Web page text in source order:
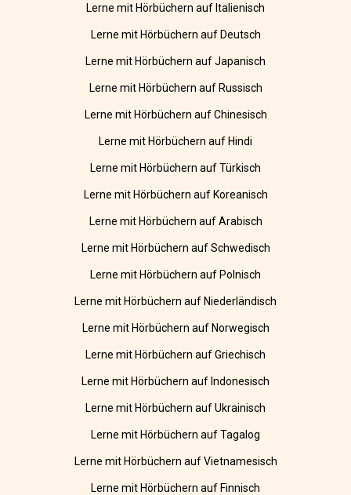
Lerne mit Hörbüchern auf Italienisch
Lerne mit Hörbüchern auf Deutsch
Lerne mit Hörbüchern auf Japanisch
Lerne mit Hörbüchern auf Russisch
Lerne mit Hörbüchern auf Chinesisch
Lerne mit Hörbüchern auf Hindi
Lerne mit Hörbüchern auf Türkisch
Lerne mit Hörbüchern auf Koreanisch
Lerne mit Hörbüchern auf Arabisch
Lerne mit Hörbüchern auf Schwedisch
Lerne mit Hörbüchern auf Polnisch
Lerne mit Hörbüchern auf Niederländisch
Lerne mit Hörbüchern auf Norwegisch
Lerne mit Hörbüchern auf Griechisch
Lerne mit Hörbüchern auf Indonesisch
Lerne mit Hörbüchern auf Ukrainisch
Lerne mit Hörbüchern auf Tagalog
Lerne mit Hörbüchern auf Vietnamesisch
Lerne mit Hörbüchern auf Finnisch